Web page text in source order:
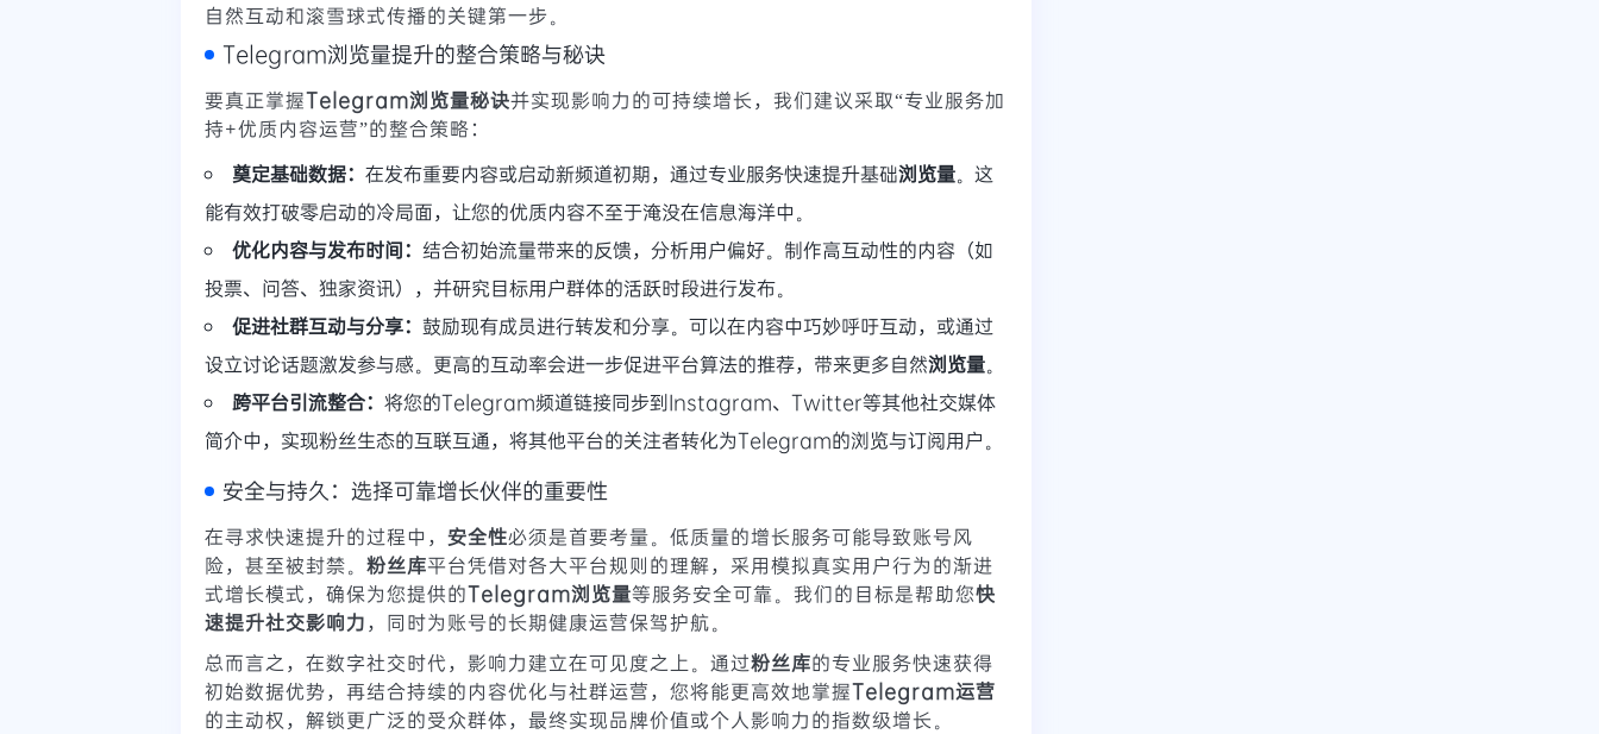
自然互动和滚雪球式传播的关键第一步。
Telegram浏览量提升的整合策略与秘诀
要真正掌握Telegram浏览量秘诀并实现影响力的可持续增长，我们建议采取“专业服务加
持+优质内容运营”的整合策略：
奠定基础数据： 在发布重要内容或启动新频道初期，通过专业服务快速提升基础浏览量。这
能有效打破零启动的冷局面，让您的优质内容不至于淹没在信息海洋中。
优化内容与发布时间： 结合初始流量带来的反馈，分析用户偏好。制作高互动性的内容（如
投票、问答、独家资讯），并研究目标用户群体的活跃时段进行发布。
促进社群互动与分享： 鼓励现有成员进行转发和分享。可以在内容中巧妙呼吁互动，或通过
设立讨论话题激发参与感。更高的互动率会进一步促进平台算法的推荐，带来更多自然浏览量。
跨平台引流整合： 将您的Telegram频道链接同步到Instagram、Twitter等其他社交媒体
简介中，实现粉丝生态的互联互通，将其他平台的关注者转化为Telegram的浏览与订阅用户。
安全与持久：选择可靠增长伙伴的重要性
在寻求快速提升的过程中， 安全性必须是首要考量。低质量的增长服务可能导致账号风
险，甚至被封禁。 粉丝库平台凭借对各大平台规则的理解，采用模拟真实用户行为的渐进
式增长模式，确保为您提供的Telegram浏览量等服务安全可靠。我们的目标是帮助您快
速提升社交影响力，同时为账号的长期健康运营保驾护航。
总而言之，在数字社交时代，影响力建立在可见度之上。通过粉丝库的专业服务快速获得
初始数据优势，再结合持续的内容优化与社群运营，您将能更高效地掌握Telegram运营
的主动权，解锁更广泛的受众群体，最终实现品牌价值或个人影响力的指数级增长。